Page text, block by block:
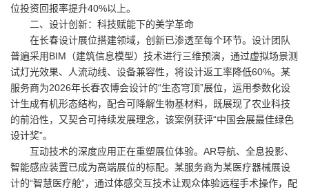
位投资回报率提升40%以上。
二、设计创新：科技赋能下的美学革命
在长春设计展位搭建领域，创新已渗透至每个环节。设计团队
普遍采用BIM（建筑信息模型）技术进行三维预演，通过虚拟场景测
试灯光效果、人流动线、设备兼容性，将设计返工率降低60%。某
服务商为2026年长春农博会设计的“生态穹顶”展位，运用参数化设
计生成有机形态结构，配合可降解生物基材料，既展现了农业科技
的前沿性，又契合可持续发展理念，该案例获评“中国会展最佳绿色
设计奖”。
互动技术的深度应用正在重塑展位体验。AR导航、全息投影、
智能感应装置已成为高端展位的标配。某服务商为某医疗器械展设
计的“智慧医疗舱”，通过体感交互技术让观众体验远程手术操作，配